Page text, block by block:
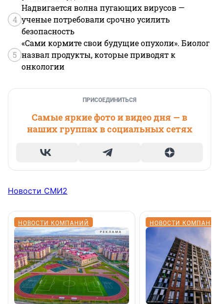
4
Надвигается волна пугающих вирусов —
ученые потребовали срочно усилить
безопасность
5
«Сами кормите свои будущие опухоли». Биолог
назвал продукты, которые приводят к
онкологии
ПРИСОЕДИНИТЬСЯ
Самые яркие фото и видео дня — в
наших группах в социальных сетях
Новости СМИ2
НОВОСТИ КОМПАНИЙ НОВОСТИ